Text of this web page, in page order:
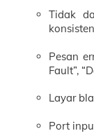
Tidak
Pesan
Fault”,
Layar
Port